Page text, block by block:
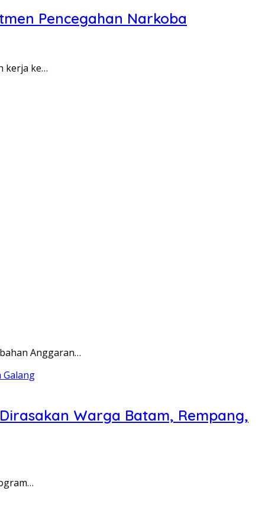
Pencegahan Narkoba
kerja ke…
Anggaran…
Warga Batam, Rempang,